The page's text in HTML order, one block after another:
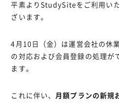
平素よりStudySiteをご利用い
ざいます。
4月10日（金）は運営会社の休
の対応および会員登録の処理が
ます。
これに伴い、 月額プランの新規